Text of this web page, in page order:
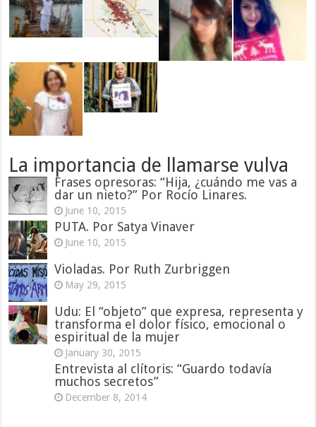
La importancia de llamarse vulva
Frases opresoras: “Hija, ¿cuándo me vas a
dar un nieto?” Por Rocío Linares.
June 10, 2015
PUTA. Por Satya Vinaver
June 10, 2015
Violadas. Por Ruth Zurbriggen
May 29, 2015
Udu: El “objeto” que expresa, representa y
transforma el dolor físico, emocional o
espiritual de la mujer
January 30, 2015
Entrevista al clítoris: “Guardo todavía
muchos secretos”
December 8, 2014